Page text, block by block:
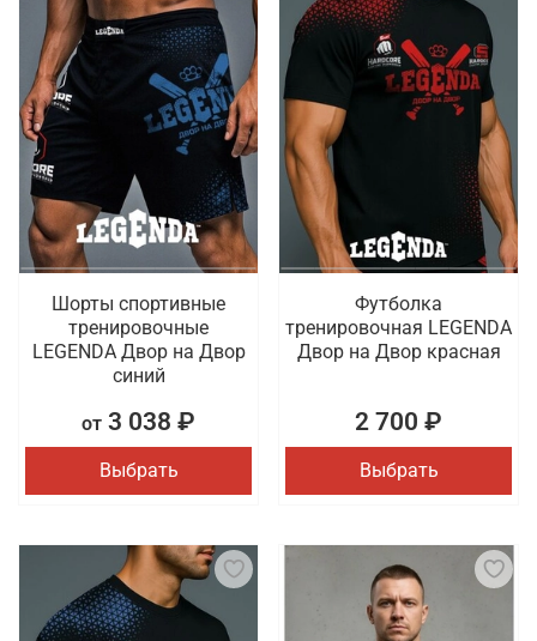
Шорты спортивные
тренировочные
LEGENDA Двор на Двор
синий
от 3 038 ₽
Выбрать
Футболка
тренировочная LEGENDA
Двор на Двор красная
2 700 ₽
Выбрать